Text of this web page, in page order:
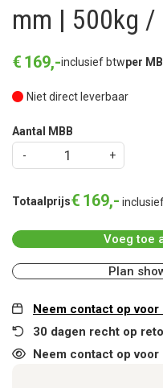
mm | 500kg
€ 169,-inclusief btwper
Niet direct leverbaar
Aantal MBB
Totaalprijs€ 169,-
Voeg toe
Plan
Neem contact op
30 dagen recht op
Neem contact op